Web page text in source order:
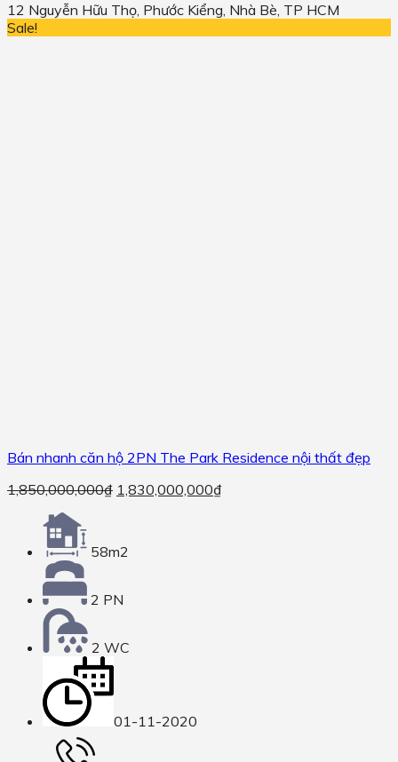
12 Nguyễn Hữu Thọ, Phước Kiểng, Nhà Bè, TP HCM
Sale!
Bán nhanh căn hộ 2PN The Park Residence nội thất đẹp
1,850,000,000₫ 1,830,000,000₫
58m2
2 PN
2 WC
01-11-2020